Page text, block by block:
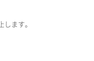
ます。